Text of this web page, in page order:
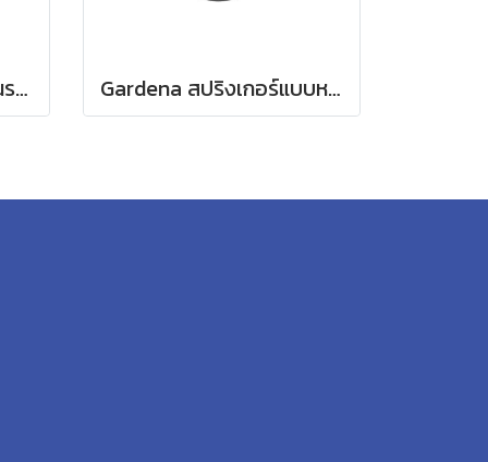
Gardena สปริงเกอร์หมุนรอบแบบปรับได้ Tango (02065-20) Gardena สปริงเกอร์แบบหมุนรอบ (02060-20)